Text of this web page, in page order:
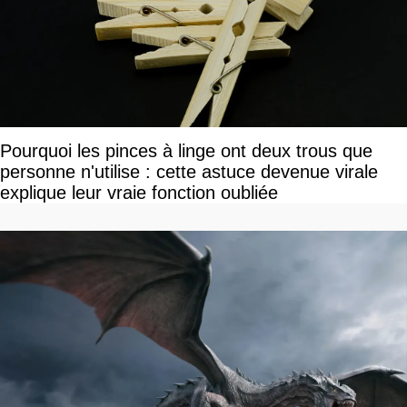
Pourquoi les pinces à linge ont deux trous que
personne n'utilise : cette astuce devenue virale
explique leur vraie fonction oubliée